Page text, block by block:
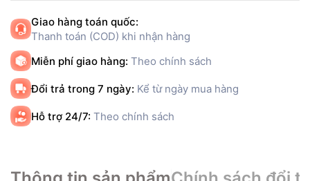
Giao hàng toán quốc:
Thanh toán (COD) khi nhận hàng
Miễn phí giao hàng: Theo chính sách
Đổi trả trong 7 ngày: Kể từ ngày mua hàng
Hỗ trợ 24/7: Theo chính sách